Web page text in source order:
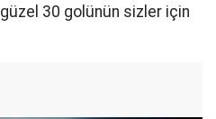
30 golünün sizler için